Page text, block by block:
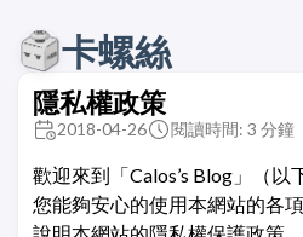
卡螺絲
隱私權政策
2018-04-26 閱讀時間: 3 分鐘
歡迎來到「Calos’s Blog」（
您能夠安心的使用本網站的各